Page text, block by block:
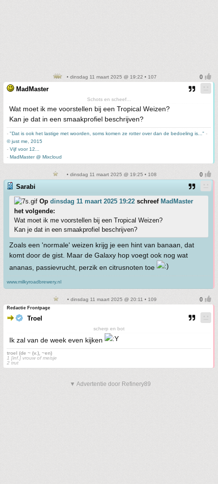
• dinsdag 11 maart 2025 @ 19:22 • 107
MadMaster
Schots en scheef...
Wat moet ik me voorstellen bij een Tropical Weizen?
Kan je dat in een smaakprofiel beschrijven?
- "Dat is ook het lastige met woorden, soms komen ze rotter over dan de bedoeling is..." -
© just me, 2015
- Vijf voor 12...
- MadMaster @ Mixcloud
• dinsdag 11 maart 2025 @ 19:25 • 108
Sarabi
Op dinsdag 11 maart 2025 19:22 schreef MadMaster
het volgende:
Wat moet ik me voorstellen bij een Tropical Weizen?
Kan je dat in een smaakprofiel beschrijven?
Zoals een 'normale' weizen krijg je een hint van banaan, dat
komt door de gist. Maar de Galaxy hop voegt ook nog wat
ananas, passievrucht, perzik en citrusnoten toe
www.milkyroadbrewery.nl
• dinsdag 11 maart 2025 @ 20:11 • 109
Redactie Frontpage
Troel
scherp en bot
Ik zal van de week even kijken
troel (de ~ (v.), ~en)
1 [inf.] vrouw of meisje
2 trut
▼ Advertentie door Refinery89